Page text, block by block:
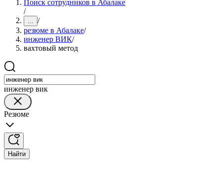
Поиск сотрудников в Абалаке
/
... /
резюме в Абалаке/
инженер ВИК/
вахтовый метод
инженер вик
Резюме
Найти